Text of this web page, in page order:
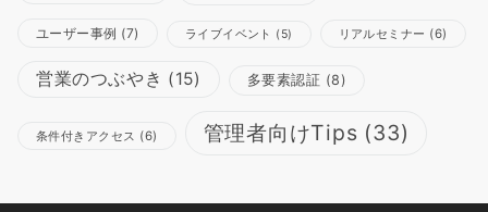
ユーザー事例 (7) ライブイベント (5) リアルセミナー (6)
営業のつぶやき (15) 多要素認証 (8)
条件付きアクセス (6) 管理者向けTips (33)